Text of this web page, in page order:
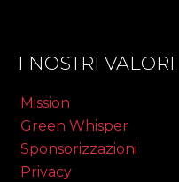
I NOSTRI VALORI
Mission
Green Whisper
Sponsorizzazioni
Privacy